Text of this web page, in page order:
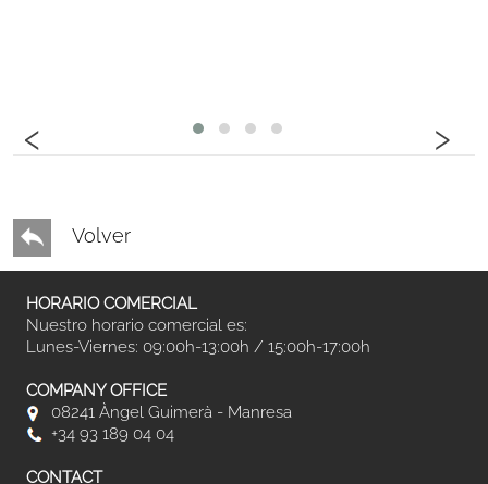
‹ ›
Volver
HORARIO COMERCIAL
Nuestro horario comercial es:
Lunes-Viernes: 09:00h-13:00h / 15:00h-17:00h
COMPANY OFFICE
08241 Àngel Guimerà - Manresa
+34 93 189 04 04
CONTACT